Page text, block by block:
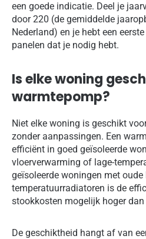
een goede indicatie. Deel je
door 220 (de gemiddelde
Nederland) en je hebt een
panelen dat je nodig hebt.
Is elke woning
warmtepomp?
Niet elke woning is geschikt
zonder aanpassingen. Een
efficiënt in goed geïsoleerde
vloerverwarming of lage-
geïsoleerde woningen met oude
temperatuurradiatoren is de
stookkosten mogelijk hoger
De geschiktheid hangt af van